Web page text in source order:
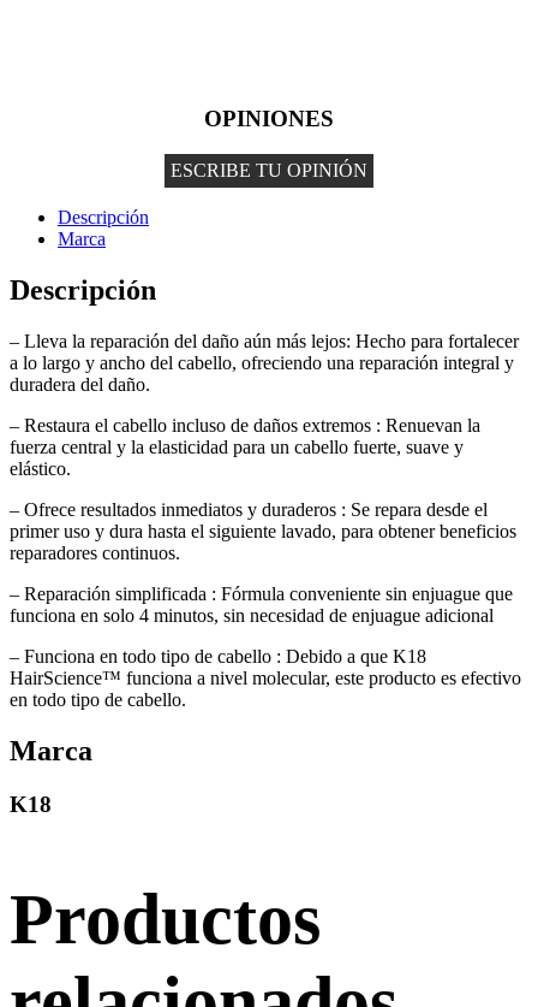
OPINIONES
ESCRIBE TU OPINIÓN
Descripción
Marca
Descripción
– Lleva la reparación del daño aún más lejos: Hecho para fortalecer
a lo largo y ancho del cabello, ofreciendo una reparación integral y
duradera del daño.
– Restaura el cabello incluso de daños extremos : Renuevan la
fuerza central y la elasticidad para un cabello fuerte, suave y
elástico.
– Ofrece resultados inmediatos y duraderos : Se repara desde el
primer uso y dura hasta el siguiente lavado, para obtener beneficios
reparadores continuos.
– Reparación simplificada : Fórmula conveniente sin enjuague que
funciona en solo 4 minutos, sin necesidad de enjuague adicional
– Funciona en todo tipo de cabello : Debido a que K18
HairScience™ funciona a nivel molecular, este producto es efectivo
en todo tipo de cabello.
Marca
K18
Productos